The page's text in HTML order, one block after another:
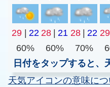
29 | 22 28 | 21 28 | 22 29
60%
60% 70%
日付をタップすると、
天気アイコンの意味につ